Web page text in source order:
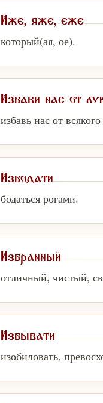
Иже, яже, еже
который(ая, ое).
Избави нас от
избавь нас от
Избодати
бодаться рогами.
Избранный
отличный, чистый,
Избывати
изобиловать,